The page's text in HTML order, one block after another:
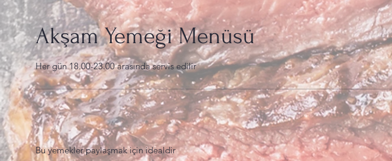
Akşam Yemeği Menüsü
Her gün 18.00-23.00 arasında servis edilir
Bu yemekler paylaşmak için idealdir